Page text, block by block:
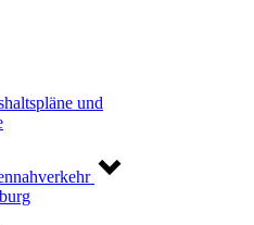
und